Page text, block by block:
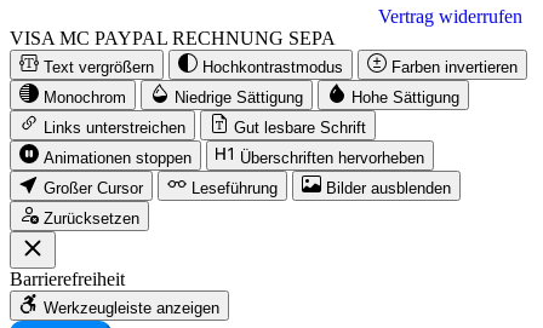
Vertrag widerrufen
VISA MC PAYPAL RECHNUNG SEPA
Text vergrößern Hochkontrastmodus
Farben invertieren
Monochrom
Niedrige Sättigung
Hohe Sättigung
Links unterstreichen
Gut lesbare Schrift
Animationen stoppen
Überschriften hervorheben
Großer Cursor
Leseführung
Bilder ausblenden
Zurücksetzen
Barrierefreiheit
Werkzeugleiste anzeigen